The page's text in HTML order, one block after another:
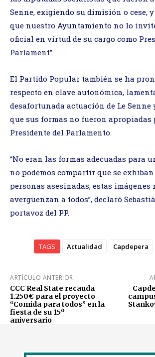
Senne, exigiendo su dimisión o cese,
que nuestro Ayuntamiento no lo
oficial en virtud de su cargo como
Parlament”.
El Partido Popular también se ha
respecto en clave autonómica,
desafortunada actuación de Le Senne
que sus formas no fueron apropiadas
Presidente del Parlamento.
“No eran las formas adecuadas para
no podemos compartir que se
personas asesinadas; estas imágenes
avergüenzan a todos”, declaró
portavoz del PP.
TAGS Actualidad Capdepera
ARTÍCULO ANTERIOR
CCC Real State recauda
1.250€ para el proyecto
“Comida para todos” en la
fiesta de su 15º
aniversario